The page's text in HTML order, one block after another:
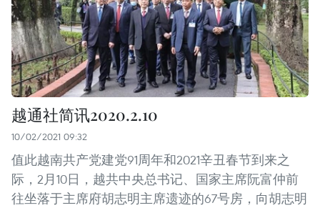
越通社简讯2020.2.10
10/02/2021 09:32
值此越南共产党建党91周年和2021辛丑春节到来之
际，2月10日，越共中央总书记、国家主席阮富仲前
往坐落于主席府胡志明主席遗迹的67号房，向胡志明